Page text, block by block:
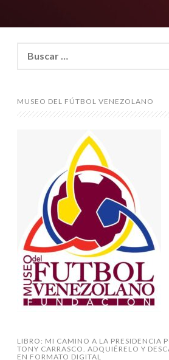
MUSEO DEL FÚTBOL VENEZOLANO
LIBRO: MI CAMINO A LA PRESIDENCIA
TONY CARRASCO. ADQUIÉRELO Y
EN FORMATO DIGITAL